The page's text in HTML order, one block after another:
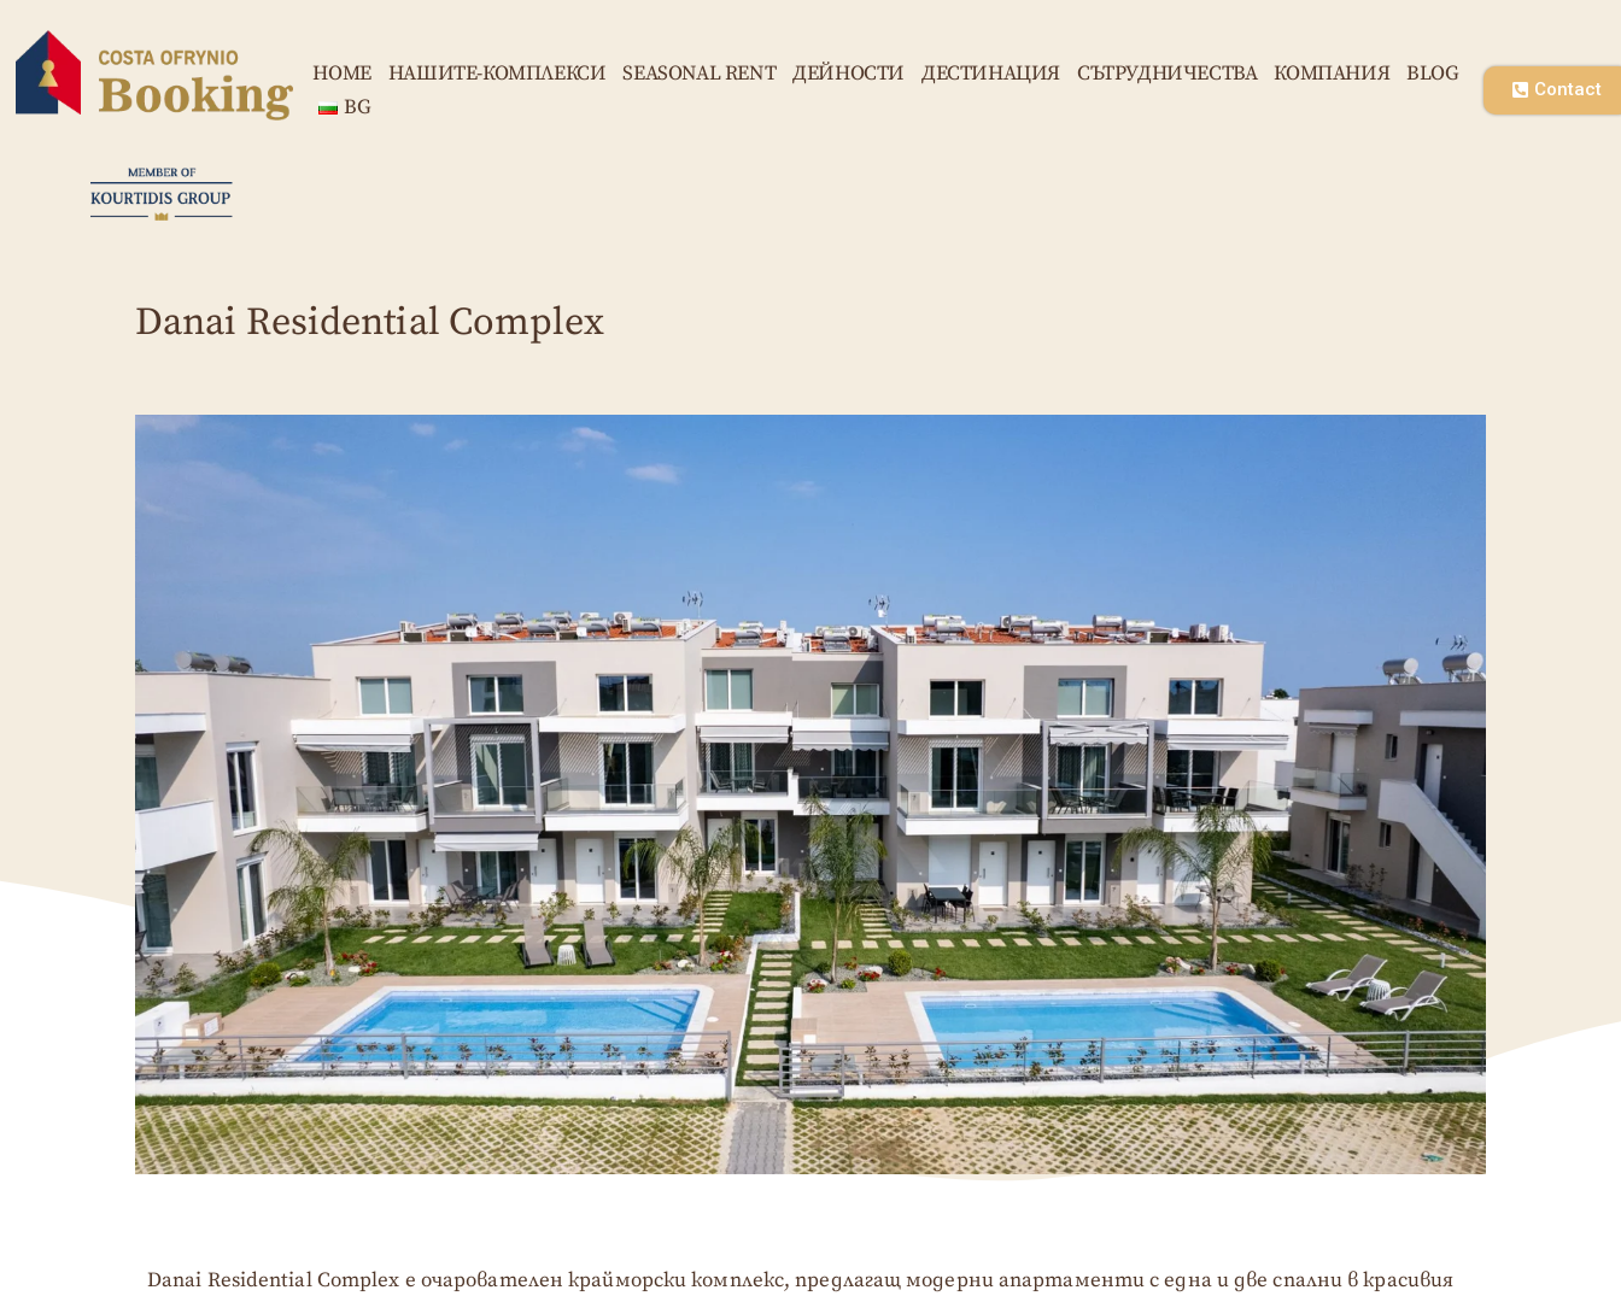
HOME НАШИТЕ-КОМПЛЕКСИ SEASONAL RENT ДЕЙНОСТИ ДЕСТИНАЦИЯ CЪТРУДНИЧЕСТВА КОМПАНИЯ
BLOG
BG
Contact
Danai Residential Complex
Danai Residential Complex е очарователен крайморски комплекс, предлагащ модерни апартаменти с една и две спални в красивия